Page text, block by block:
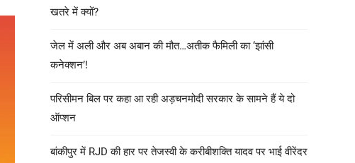
खतरे में क्यों?
जेल में अली और अब अबान की मौत…अतीक फैमिली का ‘झांसी
कनेक्शन’!
परिसीमन बिल पर कहा आ रही अड़चनमोदी सरकार के सामने हैं ये दो
ऑप्शन
बांकीपुर में RJD की हार पर तेजस्वी के करीबीशक्ति यादव पर भाई वीरेंदर